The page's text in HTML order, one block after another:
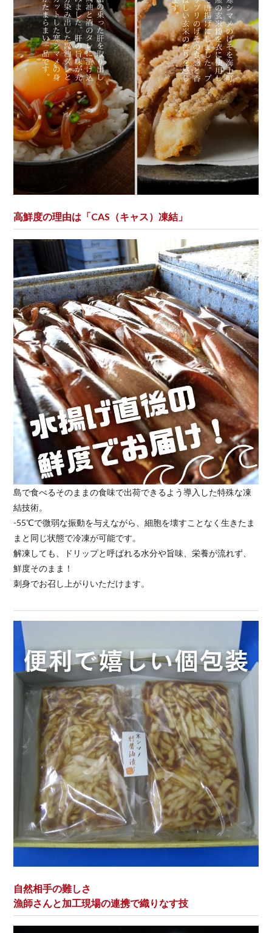
高鮮度の理由は「CAS（キャス）凍結」
島で食べるそのままの食味で出荷できるよう導入した特殊な凍
結技術。
-55℃で微弱な振動を与えながら、細胞を壊すことなく生きたま
まと同じ状態で冷凍が可能です。
解凍しても、ドリップと呼ばれる水分や旨味、栄養が流れず、
鮮度そのまま！
刺身でお召し上がりいただけます。
自然相手の難しさ
漁師さんと加工現場の連携で織りなす技